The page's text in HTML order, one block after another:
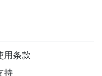
用条款
持